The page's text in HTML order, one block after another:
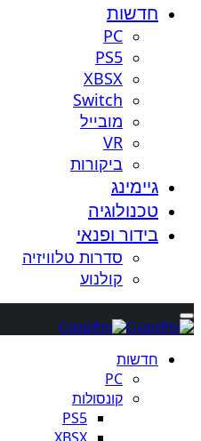
חדשות
PC
PS5
XBSX
Switch
מובייל
VR
ביקורות
גיימינג
טכנולוגיה
בידור ופנאי
סדרות טלוויזיה
קולנוע
חדשות
PC
קונסולות
PS5